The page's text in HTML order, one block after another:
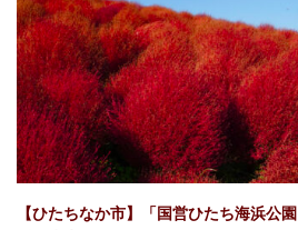
【ひたちなか市】「国営ひたち海浜公